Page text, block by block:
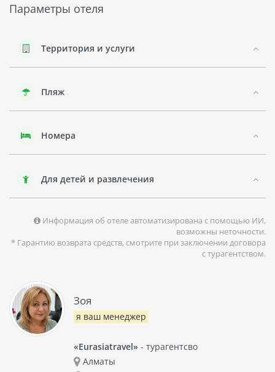
культурной программой. Здесь можно посетить такие
климатом, который позволяет провести здесь
незабываемый отдых.
Параметры отеля
Территория и услуги
Пляж
Номера
Для детей и развлечения
Информация об отеле автоматизирована с помощью ИИ,
возможны неточности.
* Гарантию возврата средств, смотрите при заключении договора
с турагентством.
Зоя
я ваш менеджер
«Eurasiatravel» - турагентсво
Алматы